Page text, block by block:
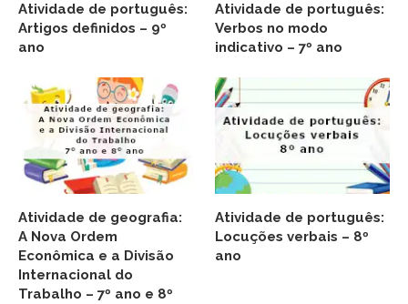
Atividade de português:
Artigos definidos – 9º
ano
Atividade de português:
Verbos no modo
indicativo – 7º ano
Atividade de geografia:
A Nova Ordem
Econômica e a Divisão
Internacional do
Trabalho – 7º ano e 8º
Atividade de português:
Locuções verbais – 8º
ano